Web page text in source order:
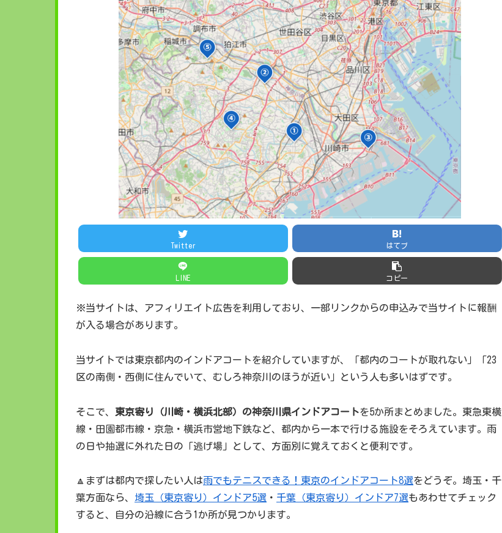
Twitter はてブ
LINE コピー
※当サイトは、アフィリエイト広告を利用しており、一部リンクからの申込みで当サイトに報酬
が入る場合があります。
当サイトでは東京都内のインドアコートを紹介していますが、「都内のコートが取れない」「23
区の南側・西側に住んでいて、むしろ神奈川のほうが近い」という人も多いはずです。
そこで、 東京寄り（川崎・横浜北部）の神奈川県インドアコートを5か所まとめました。東急東横
線・田園都市線・京急・横浜市営地下鉄など、都内から一本で行ける施設をそろえています。雨
の日や抽選に外れた日の「逃げ場」として、方面別に覚えておくと便利です。
🔼まずは都内で探したい人は雨でもテニスできる！東京のインドアコート8選をどうぞ。埼玉・千
葉方面なら、 埼玉（東京寄り）インドア5選 ・ 千葉（東京寄り）インドア7選もあわせてチェック
すると、自分の沿線に合う1か所が見つかります。